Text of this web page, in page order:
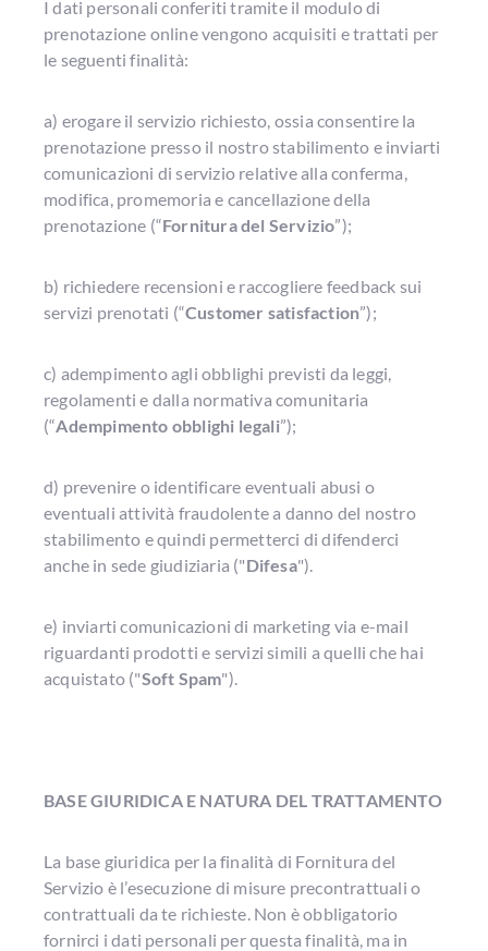
I dati personali conferiti tramite il modulo di
prenotazione online vengono acquisiti e trattati per
le seguenti finalità:
a) erogare il servizio richiesto, ossia consentire la
prenotazione presso il nostro stabilimento e inviarti
comunicazioni di servizio relative alla conferma,
modifica, promemoria e cancellazione della
prenotazione (“Fornitura del Servizio”);
b) richiedere recensioni e raccogliere feedback sui
servizi prenotati (“Customer satisfaction”);
c) adempimento agli obblighi previsti da leggi,
regolamenti e dalla normativa comunitaria
(“Adempimento obblighi legali”);
d) prevenire o identificare eventuali abusi o
eventuali attività fraudolente a danno del nostro
stabilimento e quindi permetterci di difenderci
anche in sede giudiziaria ("Difesa").
e) inviarti comunicazioni di marketing via e-mail
riguardanti prodotti e servizi simili a quelli che hai
acquistato ("Soft Spam").
BASE GIURIDICA E NATURA DEL TRATTAMENTO
La base giuridica per la finalità di Fornitura del
Servizio è l’esecuzione di misure precontrattuali o
contrattuali da te richieste. Non è obbligatorio
fornirci i dati personali per questa finalità, ma in